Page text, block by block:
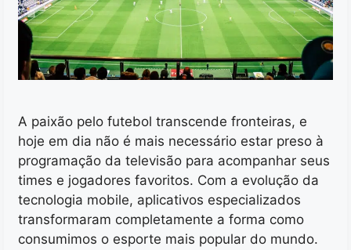
A paixão pelo futebol transcende fronteiras, e
hoje em dia não é mais necessário estar preso à
programação da televisão para acompanhar seus
times e jogadores favoritos. Com a evolução da
tecnologia mobile, aplicativos especializados
transformaram completamente a forma como
consumimos o esporte mais popular do mundo.